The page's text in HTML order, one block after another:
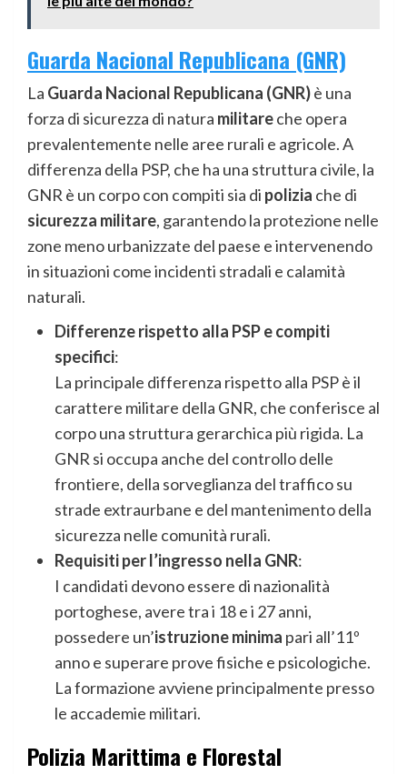
Guarda Nacional Republicana (GNR)
La Guarda Nacional Republicana (GNR)è una
forza di sicurezza di natura militareche opera
prevalentemente nelle aree rurali e agricole. A
differenza della PSP, che ha una struttura civile, la
GNR è un corpo con compiti sia di polizia che di
sicurezza militare, garantendo la protezione nelle
zone meno urbanizzate del paese e intervenendo
in situazioni come incidenti stradali e calamità
naturali.
Differenze rispetto alla PSP e compiti
specifici:
La principale differenza rispetto alla PSP è il
carattere militare della GNR, che conferisce al
corpo una struttura gerarchica più rigida. La
GNR si occupa anche del controllo delle
frontiere, della sorveglianza del traffico su
strade extraurbane e del mantenimento della
sicurezza nelle comunità rurali.
Requisiti per l’ingresso nella GNR:
I candidati devono essere di nazionalità
portoghese, avere tra i 18 e i 27 anni,
possedere un’istruzione minima pari all’11º
anno e superare prove fisiche e psicologiche.
La formazione avviene principalmente presso
le accademie militari.
Polizia Marittima e Florestal